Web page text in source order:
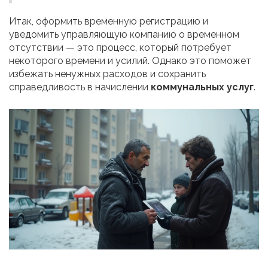
Итак, оформить временную регистрацию и
уведомить управляющую компанию о временном
отсутствии — это процесс, который потребует
некоторого времени и усилий. Однако это поможет
избежать ненужных расходов и сохранить
справедливость в начислении коммунальных услуг.